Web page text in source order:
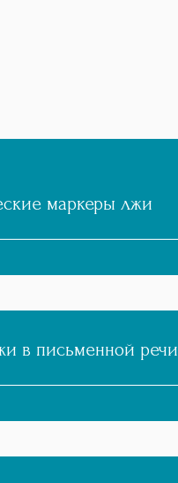
маркеры лжи
в письменной речи